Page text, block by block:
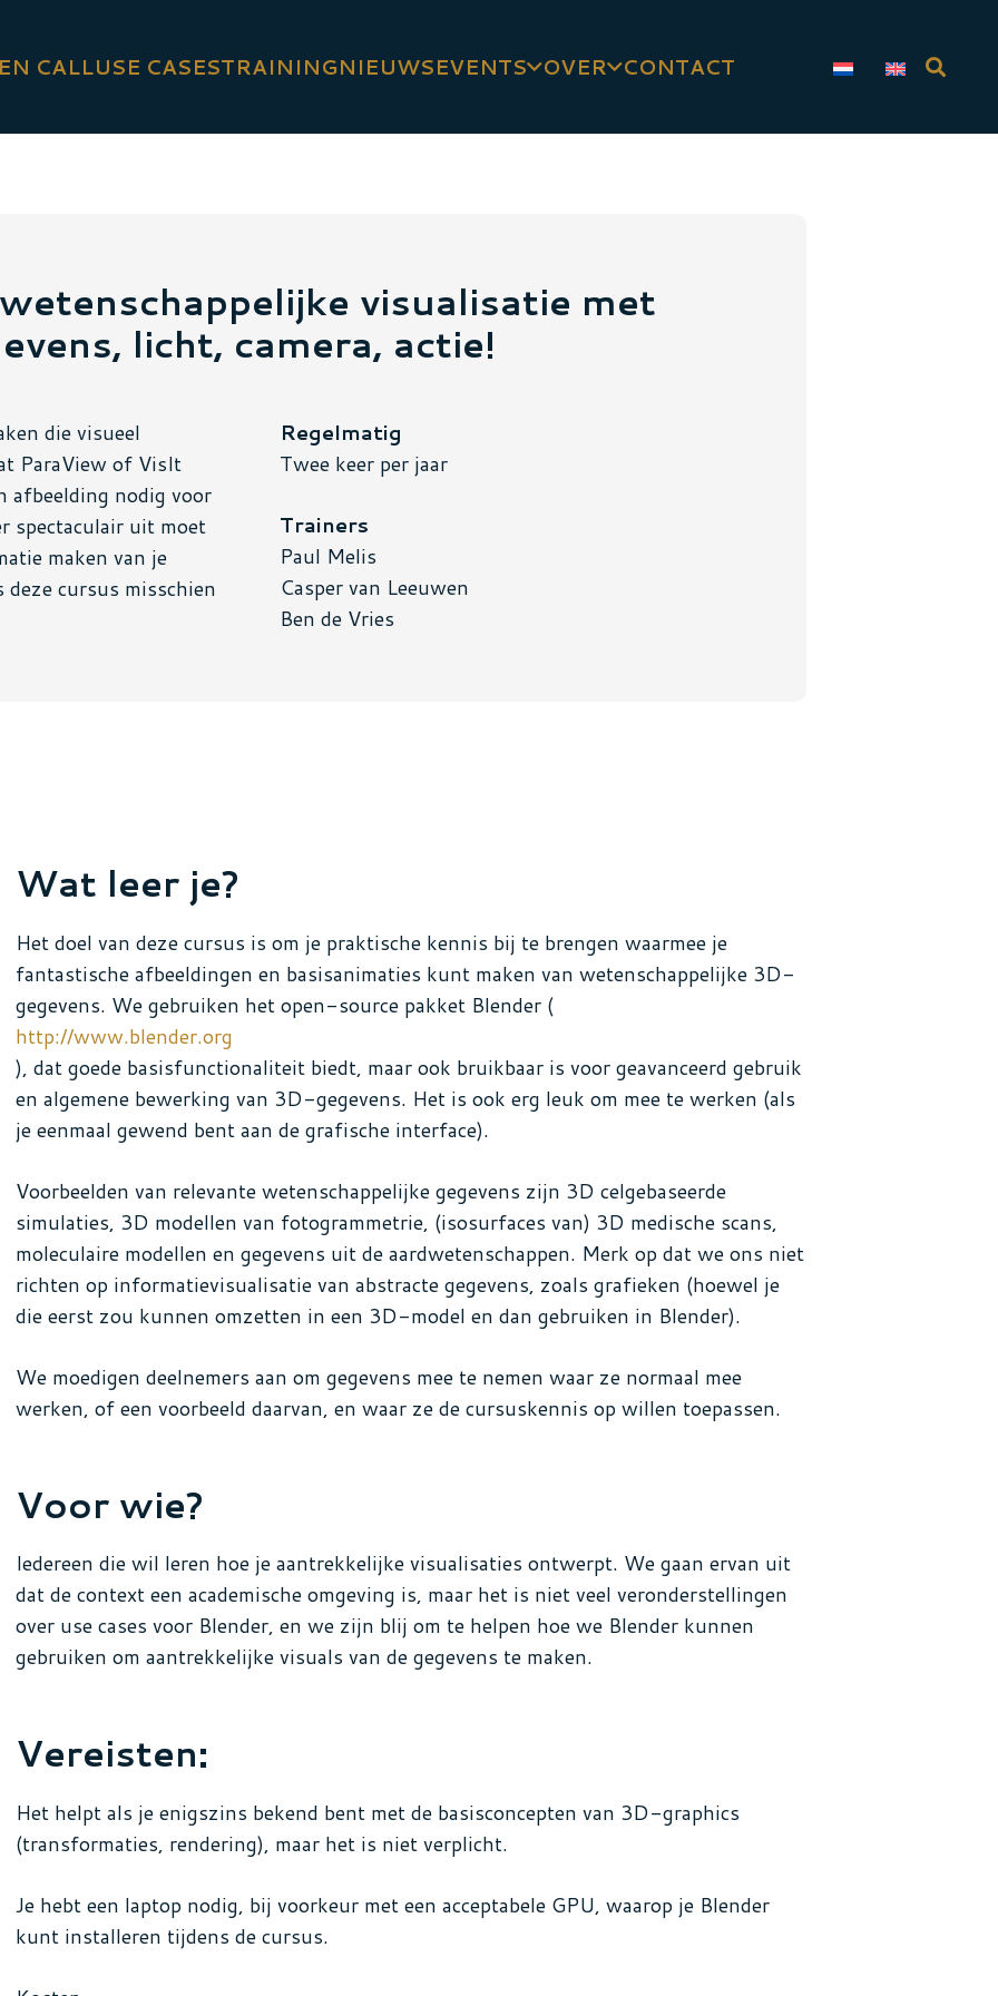
CALLUSE CASESTRAININGNIEUWSEVENTS OVER CONTACT
visualisatie met
licht, camera, actie!
die visueel
ParaView of VisIt
afbeelding nodig voor
spectaculair uit moet
maken van je
cursus misschien
Regelmatig
Twee keer per jaar
Trainers
Paul Melis
Casper van Leeuwen
Ben de Vries
Wat leer je?
Het doel van deze cursus is om je praktische kennis bij te brengen waarmee je
fantastische afbeeldingen en basisanimaties kunt maken van wetenschappelijke 3D-
gegevens. We gebruiken het open-source pakket Blender (
http://www.blender.org
), dat goede basisfunctionaliteit biedt, maar ook bruikbaar is voor geavanceerd gebruik
en algemene bewerking van 3D-gegevens. Het is ook erg leuk om mee te werken (als
je eenmaal gewend bent aan de grafische interface).
Voorbeelden van relevante wetenschappelijke gegevens zijn 3D celgebaseerde
simulaties, 3D modellen van fotogrammetrie, (isosurfaces van) 3D medische scans,
moleculaire modellen en gegevens uit de aardwetenschappen. Merk op dat we ons niet
richten op informatievisualisatie van abstracte gegevens, zoals grafieken (hoewel je
die eerst zou kunnen omzetten in een 3D-model en dan gebruiken in Blender).
We moedigen deelnemers aan om gegevens mee te nemen waar ze normaal mee
werken, of een voorbeeld daarvan, en waar ze de cursuskennis op willen toepassen.
Voor wie?
Iedereen die wil leren hoe je aantrekkelijke visualisaties ontwerpt. We gaan ervan uit
dat de context een academische omgeving is, maar het is niet veel veronderstellingen
over use cases voor Blender, en we zijn blij om te helpen hoe we Blender kunnen
gebruiken om aantrekkelijke visuals van de gegevens te maken.
Vereisten:
Het helpt als je enigszins bekend bent met de basisconcepten van 3D-graphics
(transformaties, rendering), maar het is niet verplicht.
Je hebt een laptop nodig, bij voorkeur met een acceptabele GPU, waarop je Blender
kunt installeren tijdens de cursus.